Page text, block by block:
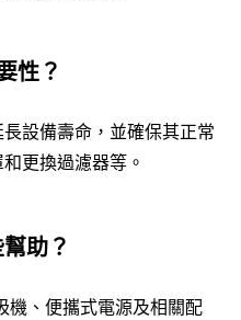
性？
設備壽命，並確保其正常
更換過濾器等。
助？
機、便攜式電源及相關配